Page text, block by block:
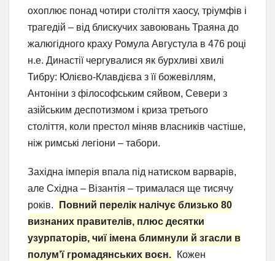
охоплює понад чотири століття хаосу, тріумфів і
трагедій – від блискучих завоювань Траяна до
жалюгідного краху Ромула Августула в 476 році
н.е. Династії чергувалися як бурхливі хвилі
Тибру: Юлієво-Клавдієва з її божевіллям,
Антоніни з філософським сяйвом, Севери з
азійським деспотизмом і криза третього
століття, коли престол міняв власників частіше,
ніж римські легіони – табори.
Західна імперія впала під натиском варварів,
але Східна – Візантія – трималася ще тисячу
років.
Повний перелік налічує близько 80
визнаних правителів, плюс десятки
узурпаторів, чиї імена блимнули й згасли в
полум’ї громадянських воєн.
Кожен